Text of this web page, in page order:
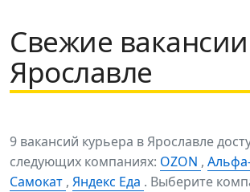
Свежие
Ярославле
9 вакансий курьера в Ярославле
следующих компаниях: OZON ,
Самокат , Яндекс Еда . Выберите